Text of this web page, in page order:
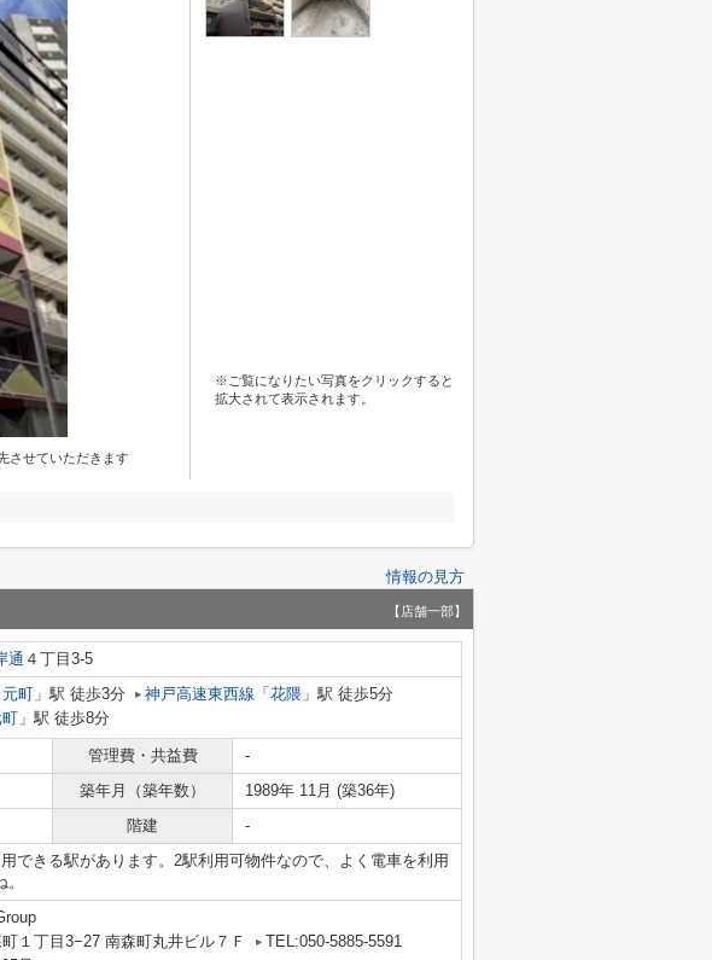
させていただきます
※ご覧になりたい写真をクリックすると
拡大されて表示されます。
情報の見方
【店舗一部】
通 ４丁目3-5
町 」駅 徒歩3分 神戸高速東西線 「 花隈 」駅 徒歩5分
」駅 徒歩8分
管理費・共益費
-
築年月（築年数）
1989年 11月 (築36年)
階建 -
できる駅があります。2駅利用可物件なので、よく電車を利用
１丁目3−27 南森町丸井ビル７Ｆ
TEL:050-5885-5591